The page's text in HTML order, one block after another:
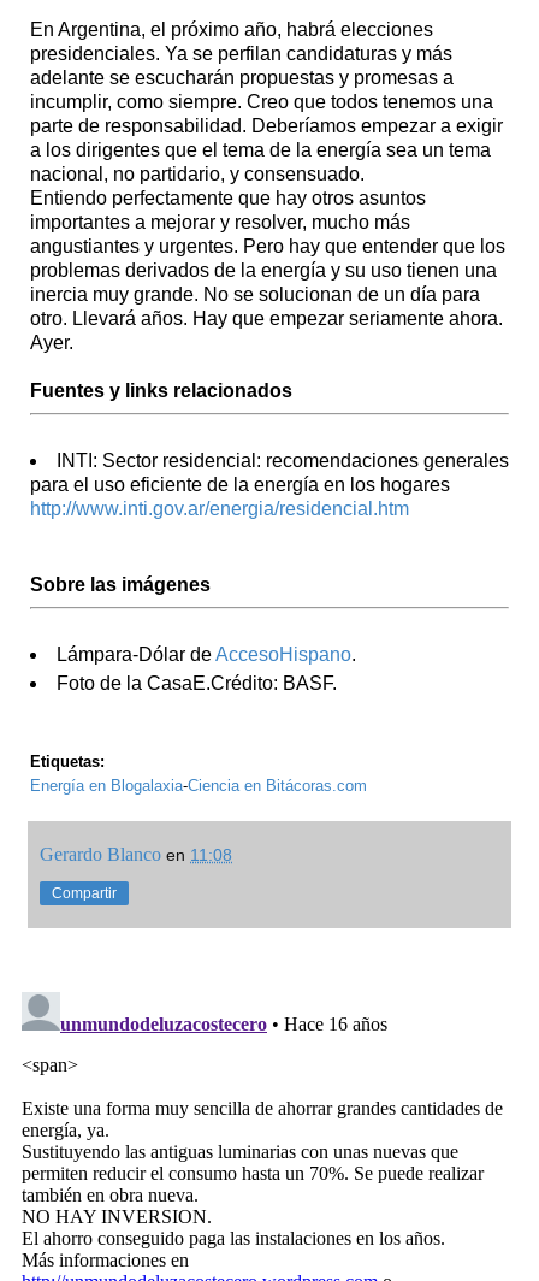
En Argentina, el próximo año, habrá elecciones
presidenciales. Ya se perfilan candidaturas y más
adelante se escucharán propuestas y promesas a
incumplir, como siempre. Creo que todos tenemos una
parte de responsabilidad. Deberíamos empezar a exigir
a los dirigentes que el tema de la energía sea un tema
nacional, no partidario, y consensuado.
Entiendo perfectamente que hay otros asuntos
importantes a mejorar y resolver, mucho más
angustiantes y urgentes. Pero hay que entender que los
problemas derivados de la energía y su uso tienen una
inercia muy grande. No se solucionan de un día para
otro. Llevará años. Hay que empezar seriamente ahora.
Ayer.
Fuentes y links relacionados
INTI: Sector residencial: recomendaciones generales
para el uso eficiente de la energía en los hogares
http://www.inti.gov.ar/energia/residencial.htm
Sobre las imágenes
Lámpara-Dólar deAccesoHispano.
Foto de la CasaE.Crédito: BASF.
Etiquetas:
Energía en Blogalaxia-Ciencia en Bitácoras.com
Gerardo Blanco en 11:08
Compartir